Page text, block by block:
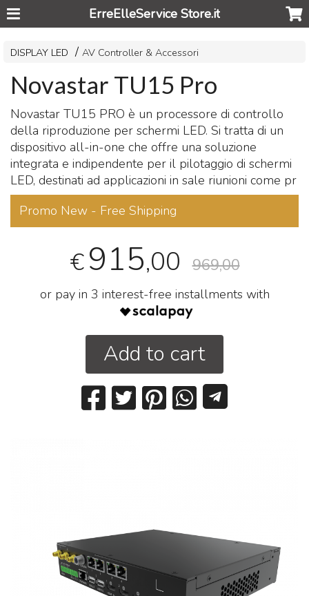
ErreElleService Store.it
DISPLAY LED AV Controller & Accessori
Novastar TU15 Pro
Novastar TU15 PRO è un processore di controllo
della riproduzione per schermi LED. Si tratta di un
dispositivo all-in-one che offre una soluzione
integrata e indipendente per il pilotaggio di schermi
LED, destinati ad applicazioni in sale riunioni come pr
Promo New - Free Shipping
€915,00 969,00
or pay in 3 interest-free installments with
Add to cart